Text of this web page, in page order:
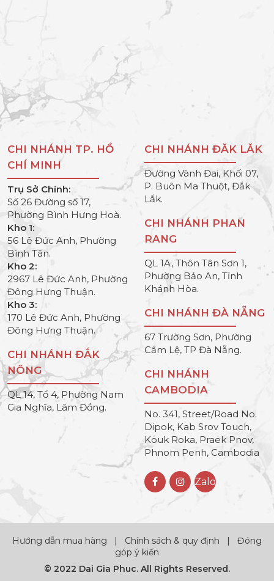
CHI NHÁNH TP. HỒ
CHÍ MINH
Trụ Sở Chính:
Số 26 Đường số 17,
Phường Bình Hưng Hoà.
Kho 1:
56 Lê Đức Anh, Phường
Bình Tân.
Kho 2:
2967 Lê Đức Anh, Phường
Đông Hưng Thuận.
Kho 3:
170 Lê Đức Anh, Phường
Đông Hưng Thuận.
CHI NHÁNH ĐẮK
NÔNG
QL 14, Tổ 4, Phường Nam
Gia Nghĩa, Lâm Đồng.
CHI NHÁNH ĐĂK LĂK
Đường Vành Đai, Khối 07,
P. Buôn Ma Thuột, Đắk
Lắk.
CHI NHÁNH PHAN
RANG
QL 1A, Thôn Tân Sơn 1,
Phường Bảo An, Tỉnh
Khánh Hòa.
CHI NHÁNH ĐÀ NẴNG
67 Trường Sơn, Phường
Cẩm Lệ, TP Đà Nẵng.
CHI NHÁNH
CAMBODIA
No. 341, Street/Road No.
Dipok, Kab Srov Touch,
Kouk Roka, Praek Pnov,
Phnom Penh, Cambodia
Zalo
Hướng dẫn mua hàng | Chính sách & quy định | Đóng
góp ý kiến
© 2022 Dai Gia Phuc. All Rights Reserved.